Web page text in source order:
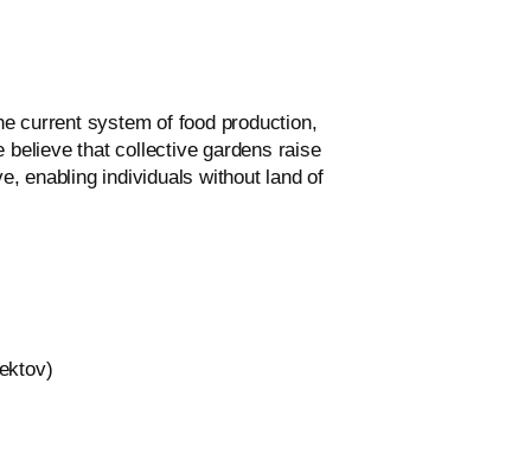
current system of food production,
that collective gardens raise
enabling individuals without land of